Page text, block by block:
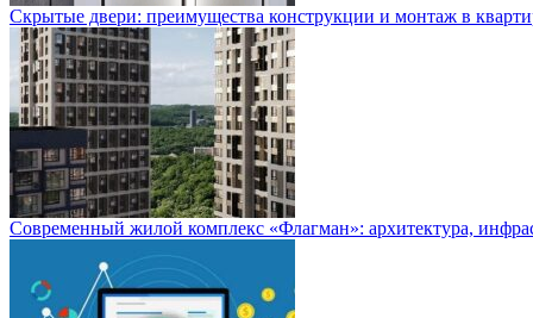
Скрытые двери: преимущества конструкции и монтаж в
Современный жилой комплекс «Флагман»: архитектура,